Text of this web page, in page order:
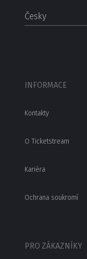
Česky
INFORMACE
Kontakty
O Ticketstream
Kariéra
Ochrana soukromí
PRO ZÁKAZNÍKY